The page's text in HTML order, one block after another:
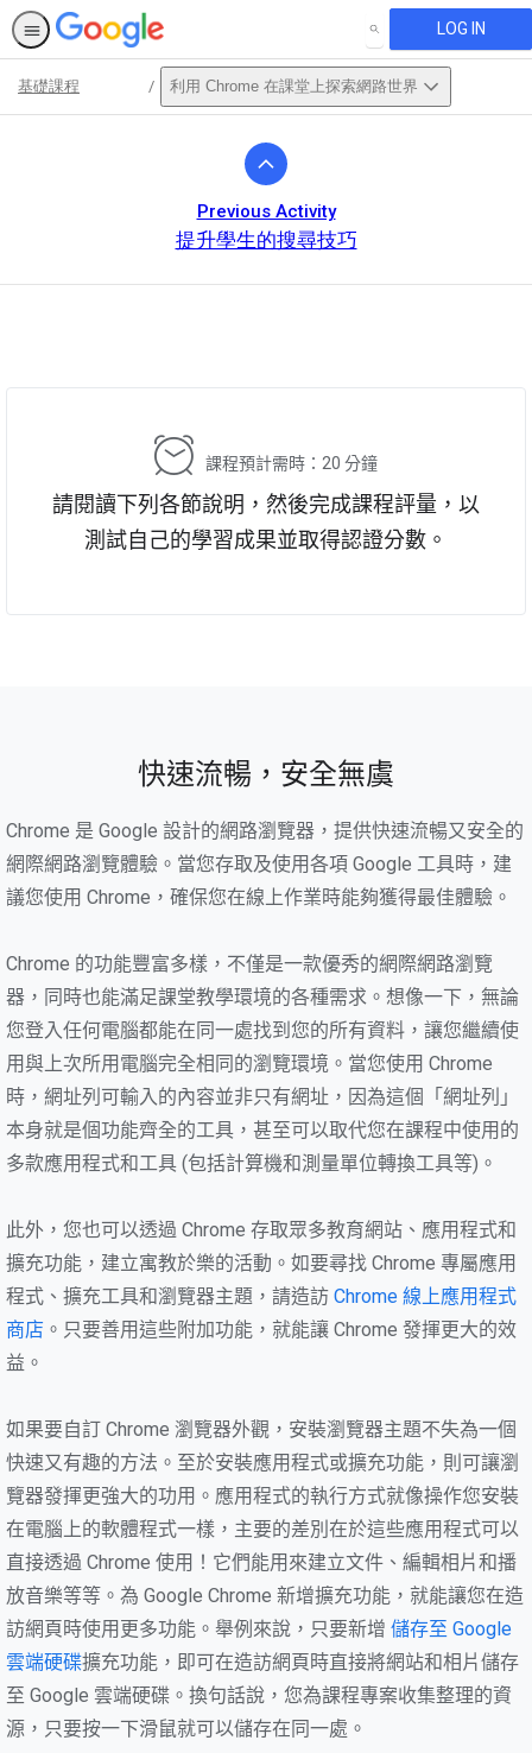
SEARCH LOG IN
基礎課程 利用 Chrome 在課堂上探索網路世界
Previous Activity
提升學生的搜尋技巧
課程預計需時：20 分鐘
請閱讀下列各節說明，然後完成課程評量，以
測試自己的學習成果並取得認證分數。
快速流暢，安全無虞
Chrome 是 Google 設計的網路瀏覽器，提供快速流暢又安全的
網際網路瀏覽體驗。當您存取及使用各項 Google 工具時，建
議您使用 Chrome，確保您在線上作業時能夠獲得最佳體驗。
Chrome 的功能豐富多樣，不僅是一款優秀的網際網路瀏覽
器，同時也能滿足課堂教學環境的各種需求。想像一下，無論
您登入任何電腦都能在同一處找到您的所有資料，讓您繼續使
用與上次所用電腦完全相同的瀏覽環境。當您使用 Chrome
時，網址列可輸入的內容並非只有網址，因為這個「網址列」
本身就是個功能齊全的工具，甚至可以取代您在課程中使用的
多款應用程式和工具 (包括計算機和測量單位轉換工具等)。
此外，您也可以透過 Chrome 存取眾多教育網站、應用程式和
擴充功能，建立寓教於樂的活動。如要尋找 Chrome 專屬應用
程式、擴充工具和瀏覽器主題，請造訪 Chrome 線上應用程式
商店 。只要善用這些附加功能，就能讓 Chrome 發揮更大的效
益。
如果要自訂 Chrome 瀏覽器外觀，安裝瀏覽器主題不失為一個
快速又有趣的方法。至於安裝應用程式或擴充功能，則可讓瀏
覽器發揮更強大的功用。應用程式的執行方式就像操作您安裝
在電腦上的軟體程式一樣，主要的差別在於這些應用程式可以
直接透過 Chrome 使用！它們能用來建立文件、編輯相片和播
放音樂等等。為 Google Chrome 新增擴充功能，就能讓您在造
訪網頁時使用更多功能。舉例來說，只要新增 儲存至 Google
雲端硬碟擴充功能，即可在造訪網頁時直接將網站和相片儲存
至 Google 雲端硬碟。換句話說，您為課程專案收集整理的資
源，只要按一下滑鼠就可以儲存在同一處。